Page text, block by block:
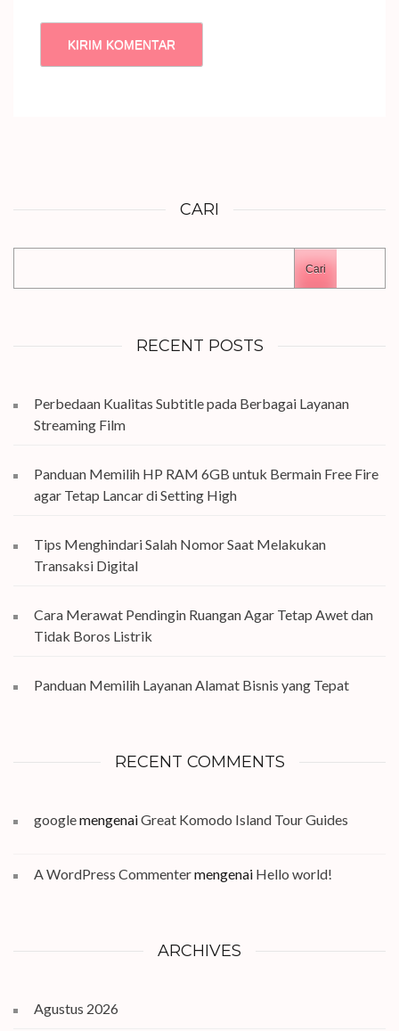
CARI
Cari
RECENT POSTS
Perbedaan Kualitas Subtitle pada Berbagai Layanan
Streaming Film
Panduan Memilih HP RAM 6GB untuk Bermain Free Fire
agar Tetap Lancar di Setting High
Tips Menghindari Salah Nomor Saat Melakukan
Transaksi Digital
Cara Merawat Pendingin Ruangan Agar Tetap Awet dan
Tidak Boros Listrik
Panduan Memilih Layanan Alamat Bisnis yang Tepat
RECENT COMMENTS
googlemengenaiGreat Komodo Island Tour Guides
A WordPress Commentermengenai Hello world!
ARCHIVES
Agustus 2026